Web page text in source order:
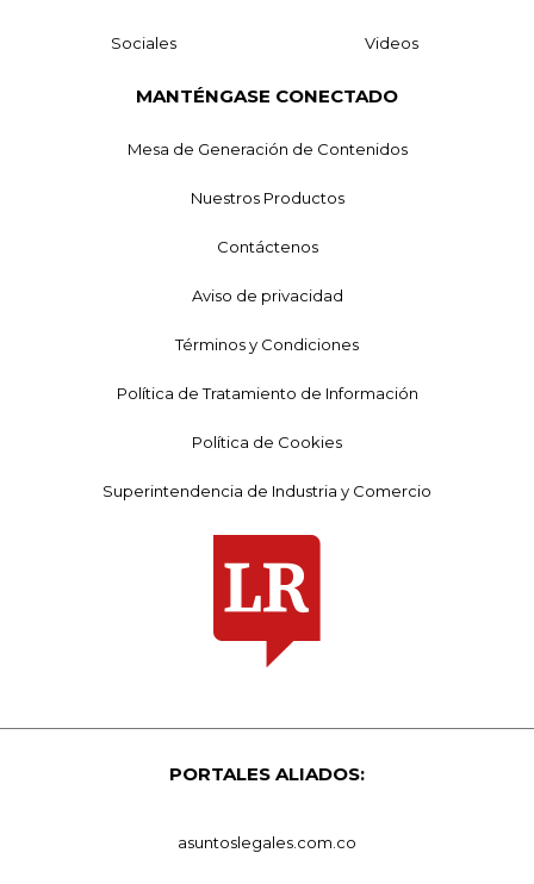
Sociales Videos
MANTÉNGASE CONECTADO
Mesa de Generación de Contenidos
Nuestros Productos
Contáctenos
Aviso de privacidad
Términos y Condiciones
Política de Tratamiento de Información
Política de Cookies
Superintendencia de Industria y Comercio
PORTALES ALIADOS:
asuntoslegales.com.co